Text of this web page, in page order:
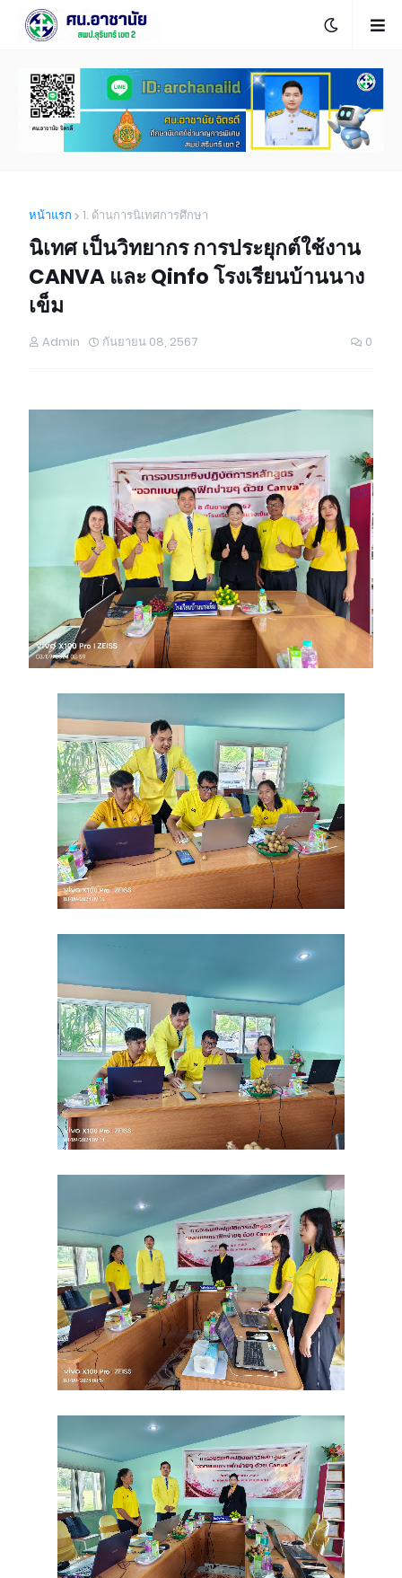
หน้าแรก 1. ด้านการนิเทศการศึกษา
นิเทศ เป็นวิทยากร การประยุกต์ใช้งาน
CANVA และ Qinfo โรงเรียนบ้านนาง
เข็ม
Admin กันยายน 08, 2567 0